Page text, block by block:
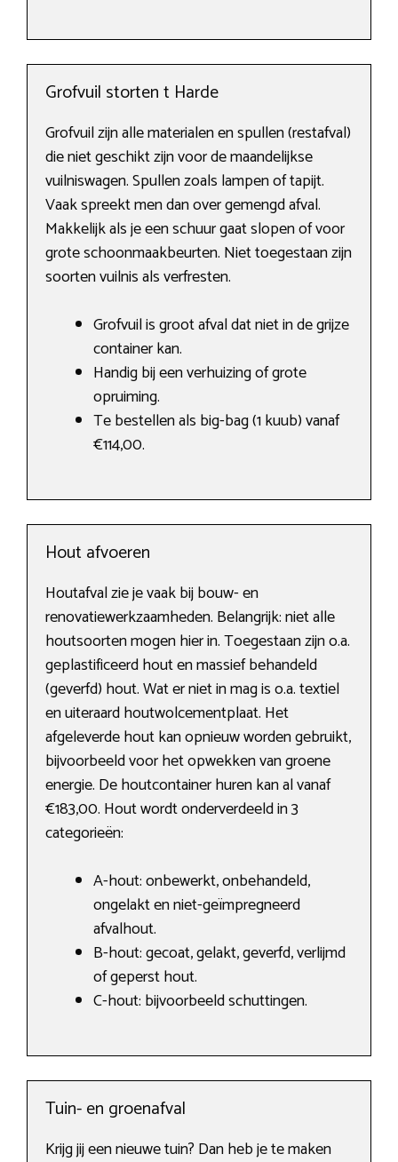
Grofvuil storten t Harde
Grofvuil zijn alle materialen en spullen (restafval)
die niet geschikt zijn voor de maandelijkse
vuilniswagen. Spullen zoals lampen of tapijt.
Vaak spreekt men dan over gemengd afval.
Makkelijk als je een schuur gaat slopen of voor
grote schoonmaakbeurten. Niet toegestaan zijn
soorten vuilnis als verfresten.
Grofvuil is groot afval dat niet in de grijze
container kan.
Handig bij een verhuizing of grote
opruiming.
Te bestellen als big-bag (1 kuub) vanaf
€114,00.
Hout afvoeren
Houtafval zie je vaak bij bouw- en
renovatiewerkzaamheden. Belangrijk: niet alle
houtsoorten mogen hier in. Toegestaan zijn o.a.
geplastificeerd hout en massief behandeld
(geverfd) hout. Wat er niet in mag is o.a. textiel
en uiteraard houtwolcementplaat. Het
afgeleverde hout kan opnieuw worden gebruikt,
bijvoorbeeld voor het opwekken van groene
energie. De houtcontainer huren kan al vanaf
€183,00. Hout wordt onderverdeeld in 3
categorieën:
A-hout: onbewerkt, onbehandeld,
ongelakt en niet-geïmpregneerd
afvalhout.
B-hout: gecoat, gelakt, geverfd, verlijmd
of geperst hout.
C-hout: bijvoorbeeld schuttingen.
Tuin- en groenafval
Krijg jij een nieuwe tuin? Dan heb je te maken